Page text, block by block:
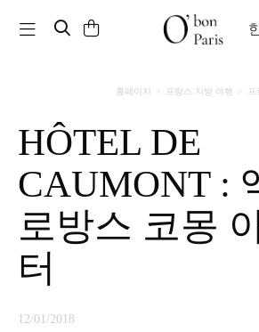
Toggle navigation
홈페이지 프랑스 지방 여행 프
HÔTEL DE
CAUMONT :
로방스 코몽
터
12/01/2018